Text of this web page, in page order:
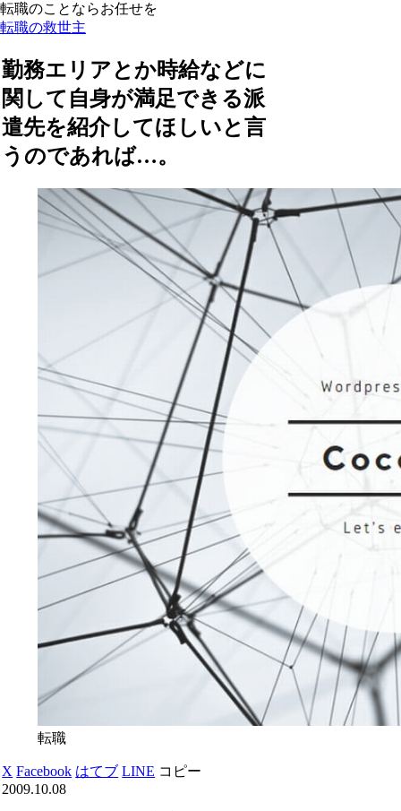
転職のことならお任せを
転職の救世主
勤務エリアとか時給などに
関して自身が満足できる派
遣先を紹介してほしいと言
うのであれば…。
転職
X Facebook はてブ LINE コピー
2009.10.08